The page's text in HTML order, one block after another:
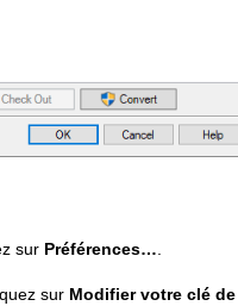
sur Préférences…
sur Modifier votre clé